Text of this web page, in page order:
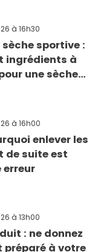
à 16h30
sportive :
ingrédients à
une sèche
à 16h00
enlever les
de suite est
erreur
à 13h00
: ne donnez
préparé à votre